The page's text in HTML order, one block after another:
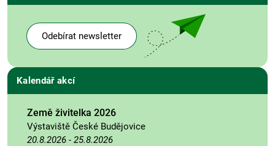
Odebírat newsletter
Kalendář akcí
Země živitelka 2026
Výstaviště České Budějovice
20.8.2026 - 25.8.2026